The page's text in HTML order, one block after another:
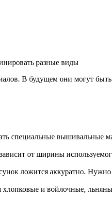
разные виды
В будущем они могут
специальные
от ширины
ложится аккуратно.
и войлочные,